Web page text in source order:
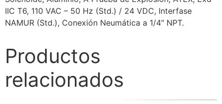
IIC T6, 110 VAC – 50 Hz (Std.) / 24 VDC, Interfase
NAMUR (Std.), Conexión Neumática a 1/4″ NPT.
Productos
relacionados